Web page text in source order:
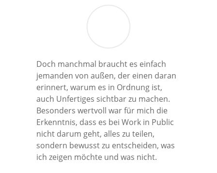
Doch manchmal braucht es einfach
jemanden von außen, der einen daran
erinnert, warum es in Ordnung ist,
auch Unfertiges sichtbar zu machen.
Besonders wertvoll war für mich die
Erkenntnis, dass es bei Work in Public
nicht darum geht, alles zu teilen,
sondern bewusst zu entscheiden, was
ich zeigen möchte und was nicht.